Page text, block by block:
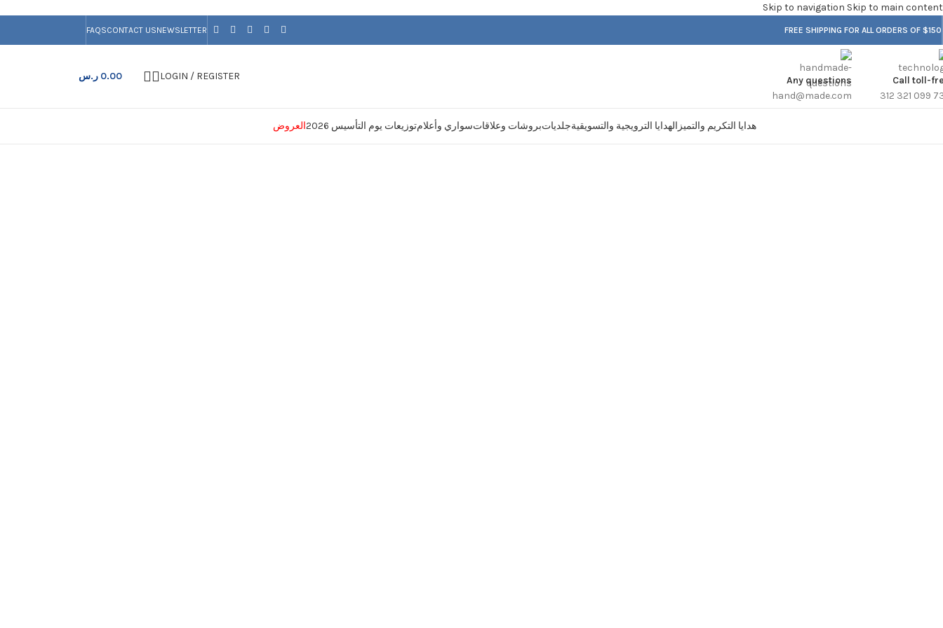
Skip to navigation Skip to main content
FREE SHIPPING FOR ALL ORDERS OF $150
NEWSLETTER
CONTACT US
FAQS
Call toll-
Any questions
hand@made.com
LOGIN / REGISTER
0.00 ر.س
هدايا التكريم والتميز الهدايا الترويجية والتسويقيةجلدياتبروشات وعلاقاتسواري وأعلامتوزيعات يوم التأسيس 2026 العروض